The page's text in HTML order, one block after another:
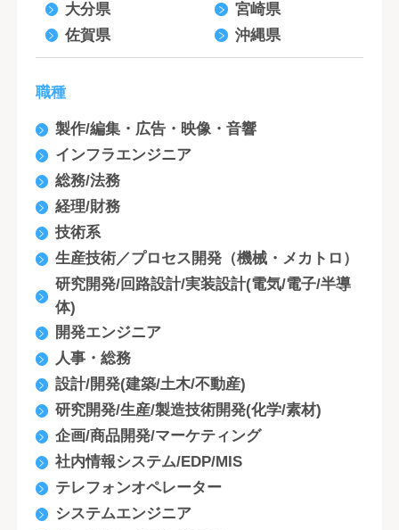
大分県
宮崎県
佐賀県
沖縄県
職種
製作/編集・広告・映像・音響
インフラエンジニア
総務/法務
経理/財務
技術系
生産技術／プロセス開発（機械・メカトロ）
研究開発/回路設計/実装設計(電気/電子/半導
体)
開発エンジニア
人事・総務
設計/開発(建築/土木/不動産)
研究開発/生産/製造技術開発(化学/素材)
企画/商品開発/マーケティング
社内情報システム/EDP/MIS
テレフォンオペレーター
システムエンジニア